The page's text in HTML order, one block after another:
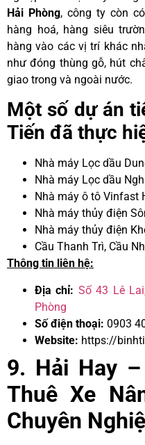
Hải Phòng, công ty còn
hàng hoá, hàng siêu
hàng vào các vị trí khác
như đóng thùng gỗ, hút
giao trong và ngoài nước.
Một số dự án
Tiến đã thực
Nhà máy Lọc dầu
Nhà máy Lọc dầu
Nhà máy ô tô Vinfast
Nhà máy thủy điện
Nhà máy thủy điện
Cầu Thanh Trì, Cầu
Thông tin liên hệ:
Địa chỉ: Số 43 Lê
Phòng
Số điện thoại: 0903
Website: https://
9. Hải Hay
Thuê Xe
Chuyên